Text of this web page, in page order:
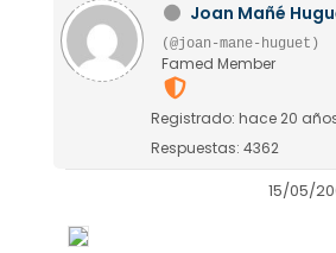
Joan Mañé
(@joan-mane-huguet)
Famed Member
Registrado: hace 20
Respuestas: 4362
15/05/